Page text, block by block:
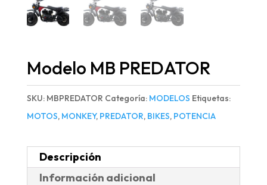
Modelo MB PREDATOR
SKU: MBPREDATOR Categoría: MODELOS Etiquetas:
MOTOS, MONKEY, PREDATOR, BIKES, POTENCIA
Descripción
Información adicional